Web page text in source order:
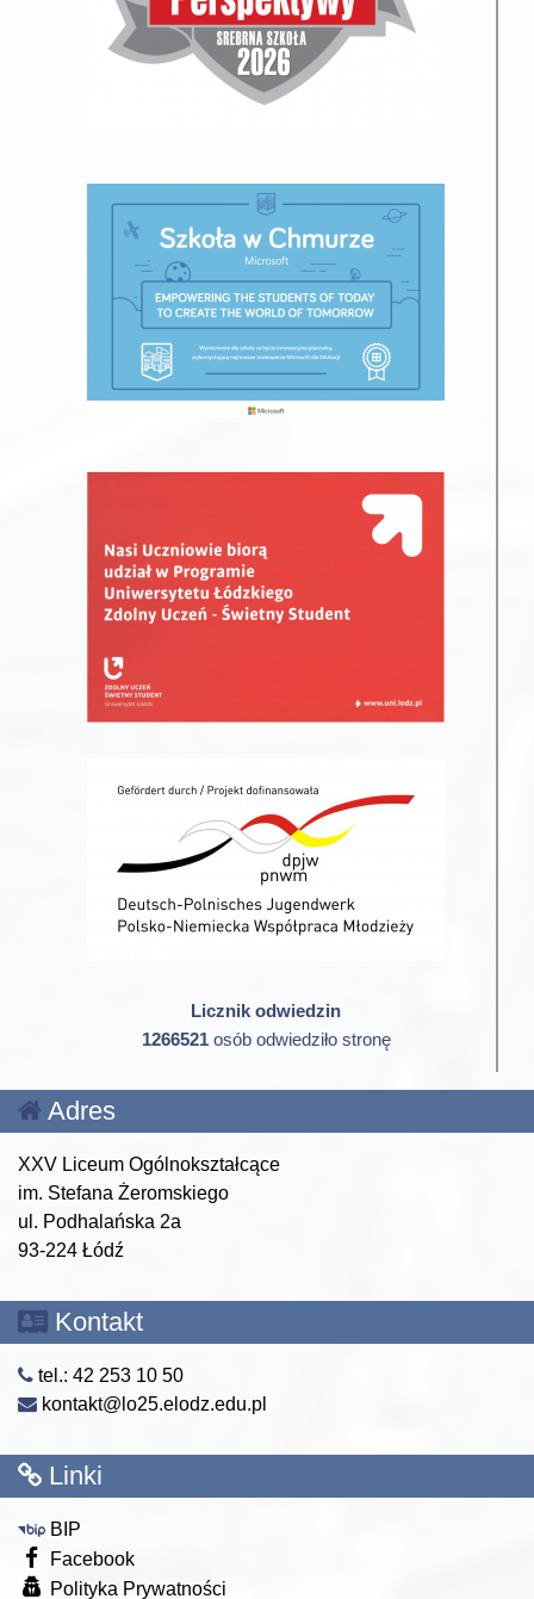
Licznik odwiedzin
1266521osób odwiedziło stronę
Adres
XXV Liceum Ogólnokształcące
im. Stefana Żeromskiego
ul. Podhalańska 2a
93-224 Łódź
Kontakt
tel.: 42 253 10 50
kontakt@lo25.elodz.edu.pl
Linki
BIP
Facebook
Polityka Prywatności